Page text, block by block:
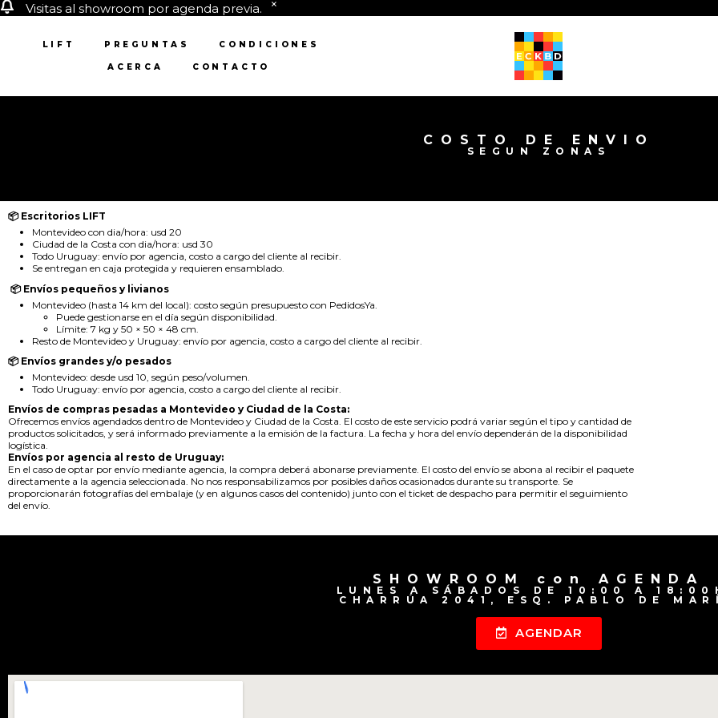
Visitas al showroom por agenda previa.
LIFT PREGUNTAS CONDICIONES
ACERCA CONTACTO
COSTO DE ENVIO
SEGUN ZONAS
📦 Escritorios LIFT
Montevideo con dia/hora: usd 20
Ciudad de la Costa con dia/hora: usd 30
Todo Uruguay: envío por agencia, costo a cargo del cliente al recibir.
Se entregan en caja protegida y requieren ensamblado.
📦 Envíos pequeños y livianos
Montevideo (hasta 14 km del local): costo según presupuesto con PedidosYa.
Puede gestionarse en el día según disponibilidad.
Límite: 7 kg y 50 × 50 × 48 cm.
Resto de Montevideo y Uruguay: envío por agencia, costo a cargo del cliente al recibir.
📦 Envíos grandes y/o pesados
Montevideo: desde usd 10, según peso/volumen.
Todo Uruguay: envío por agencia, costo a cargo del cliente al recibir.
Envíos de compras pesadas a Montevideo y Ciudad de la Costa:
Ofrecemos envíos agendados dentro de Montevideo y Ciudad de la Costa. El costo de este servicio podrá variar según el tipo y cantidad de
productos solicitados, y será informado previamente a la emisión de la factura. La fecha y hora del envío dependerán de la disponibilidad
logística.
Envíos por agencia al resto de Uruguay:
En el caso de optar por envío mediante agencia, la compra deberá abonarse previamente. El costo del envío se abona al recibir el paquete
directamente a la agencia seleccionada. No nos responsabilizamos por posibles daños ocasionados durante su transporte. Se
proporcionarán fotografías del embalaje (y en algunos casos del contenido) junto con el ticket de despacho para permitir el seguimiento
del envío.
SHOWROOM con AGENDA
LUNES A SÁBADOS DE 10:00 A
CHARRÚA 2041, ESQ. PABLO DE
AGENDAR